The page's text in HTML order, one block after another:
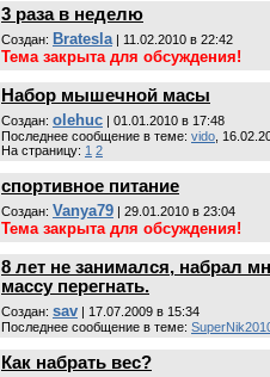
3 раза в неделю
Cоздан: Bratesla | 11.02.2010 в 22:42
Тема закрыта для обсуждения!
Набор мышечной масы
Cоздан: olehuc | 01.01.2010 в 17:48
Последнее сообщение в теме: vido ,
На страницу: 1 2
спортивное питание
Cоздан: Vanya79 | 29.01.2010 в 23:04
Тема закрыта для обсуждения!
8 лет не занимался, набрал
массу перегнать.
Cоздан: sav | 17.07.2009 в 15:34
Последнее сообщение в теме:
Как набрать вес?